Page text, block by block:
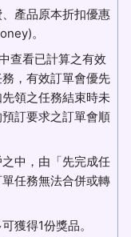
產品原本折扣優惠
。
查看已計算之有效
，有效訂單會優先
領之任務結束時未
訂要求之訂單會順
中，由「先完成任
任務無法合併或轉
獲得1份獎品。